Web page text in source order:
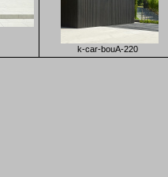
k-car-bouA-220